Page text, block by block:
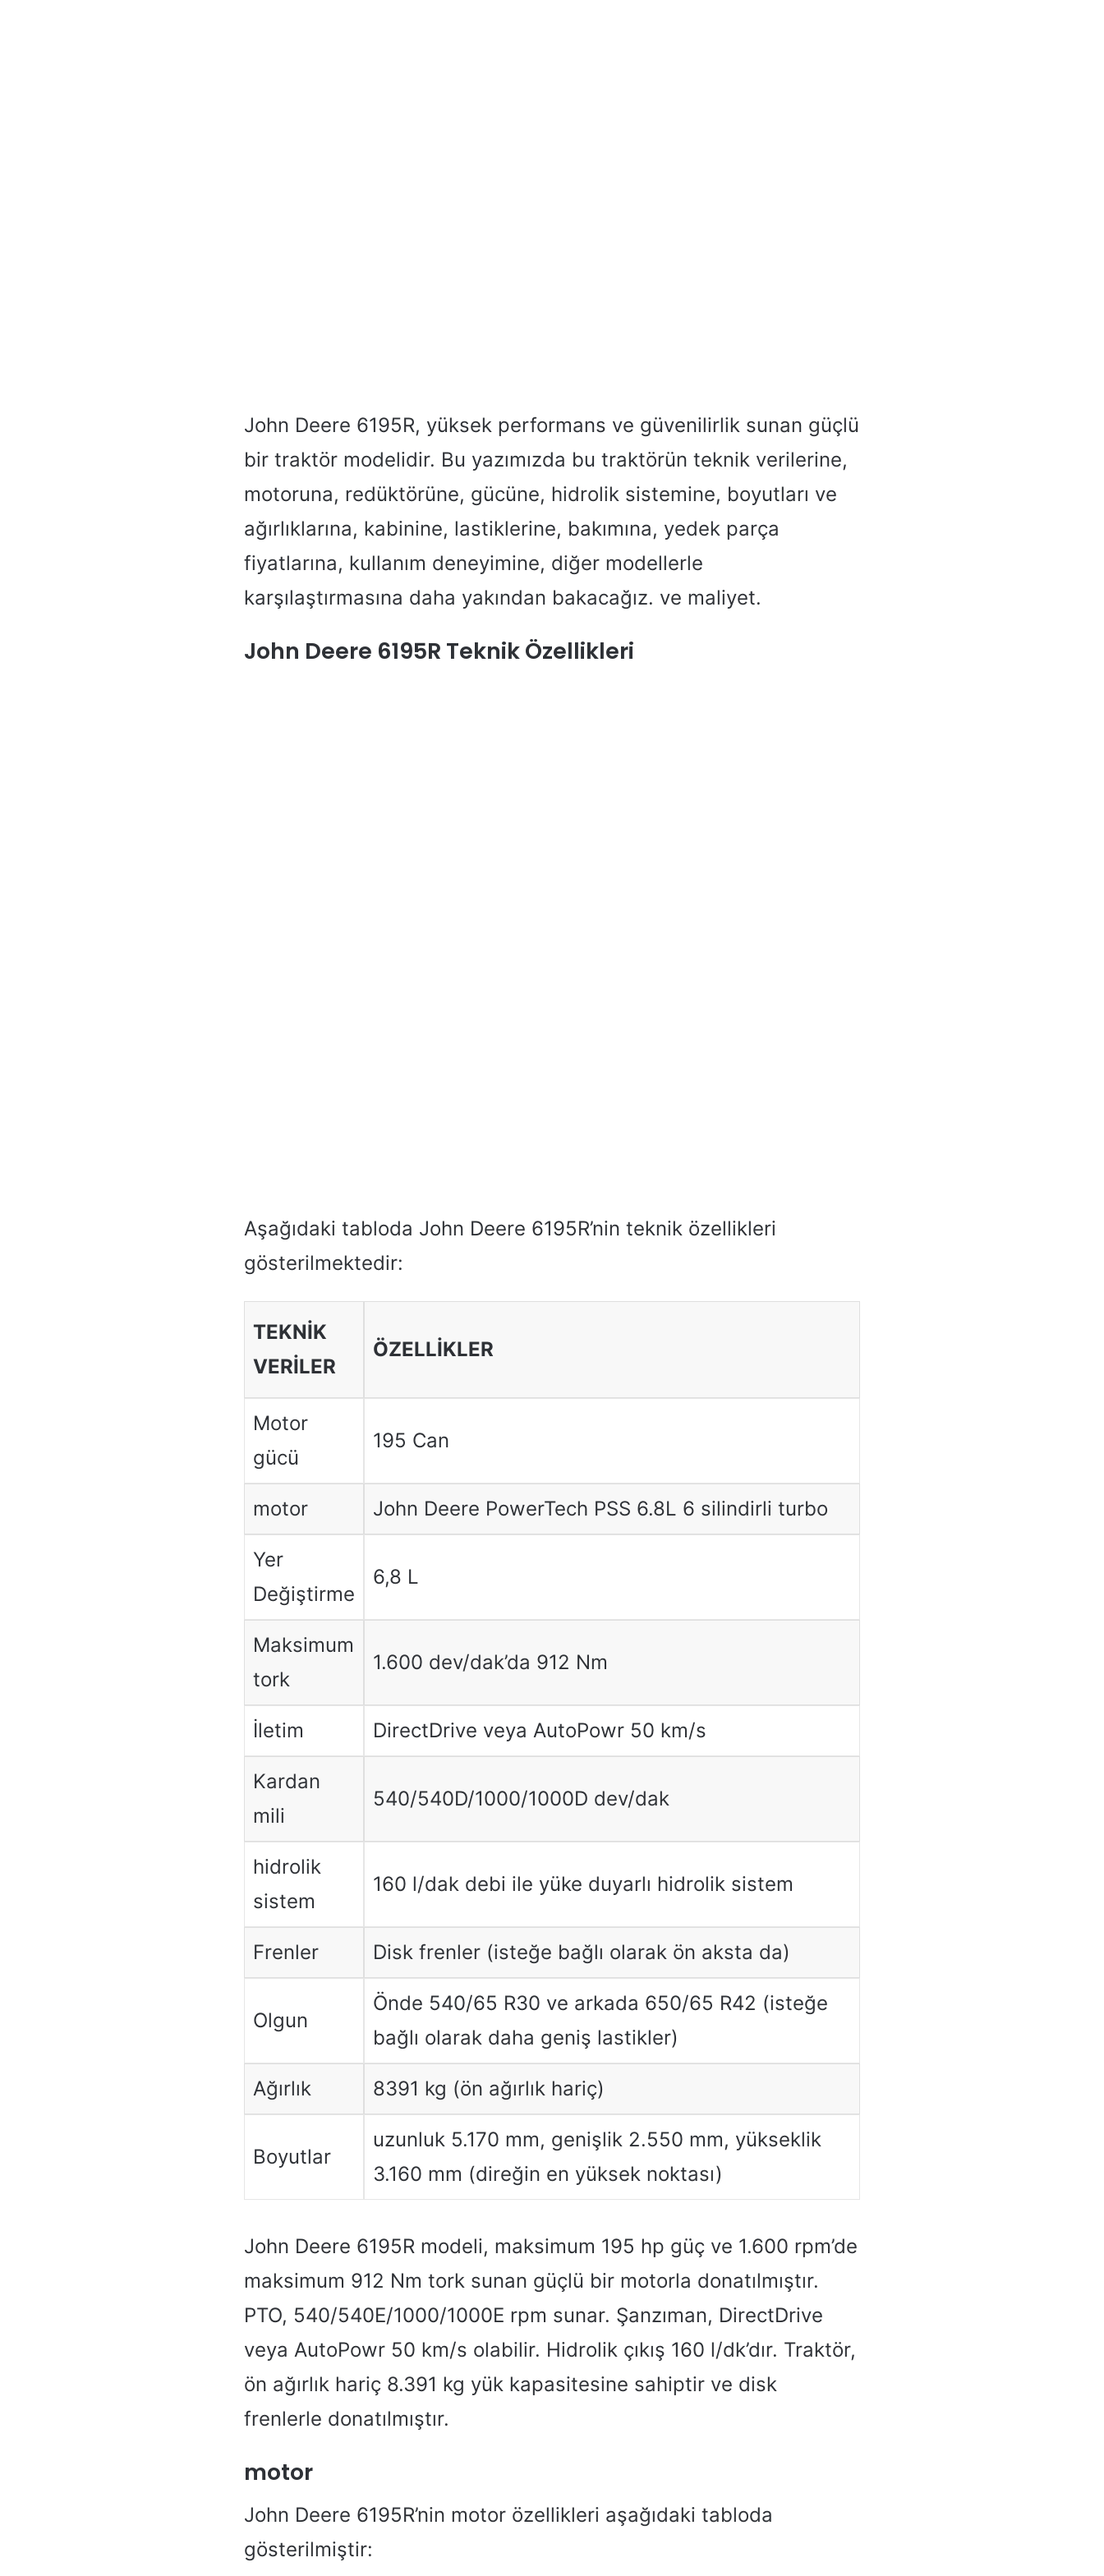
John Deere 6195R, yüksek performans ve güvenilirlik sunan güçlü
bir traktör modelidir. Bu yazımızda bu traktörün teknik verilerine,
motoruna, redüktörüne, gücüne, hidrolik sistemine, boyutları ve
ağırlıklarına, kabinine, lastiklerine, bakımına, yedek parça
fiyatlarına, kullanım deneyimine, diğer modellerle
karşılaştırmasına daha yakından bakacağız. ve maliyet.
John Deere 6195R Teknik Özellikleri
Aşağıdaki tabloda John Deere 6195R’nin teknik özellikleri
gösterilmektedir:
TEKNIK
VERILER
ÖZELLİKLER
Motor
gücü
195 Can
motor John Deere PowerTech PSS 6.8L 6 silindirli turbo
Yer
Değiştirme
6,8 L
Maksimum
tork
1.600 dev/dak’da 912 Nm
İletim DirectDrive veya AutoPowr 50 km/s
Kardan
mili
540/540D/1000/1000D dev/dak
hidrolik
sistem
160 l/dak debi ile yüke duyarlı hidrolik sistem
Frenler Disk frenler (isteğe bağlı olarak ön aksta da)
Olgun
Önde 540/65 R30 ve arkada 650/65 R42 (isteğe
bağlı olarak daha geniş lastikler)
Ağırlık 8391 kg (ön ağırlık hariç)
Boyutlar
uzunluk 5.170 mm, genişlik 2.550 mm, yükseklik
3.160 mm (direğin en yüksek noktası)
John Deere 6195R modeli, maksimum 195 hp güç ve 1.600 rpm’de
maksimum 912 Nm tork sunan güçlü bir motorla donatılmıştır.
PTO, 540/540E/1000/1000E rpm sunar. Şanzıman, DirectDrive
veya AutoPowr 50 km/s olabilir. Hidrolik çıkış 160 l/dk’dır. Traktör,
ön ağırlık hariç 8.391 kg yük kapasitesine sahiptir ve disk
frenlerle donatılmıştır.
motor
John Deere 6195R’nin motor özellikleri aşağıdaki tabloda
gösterilmiştir: